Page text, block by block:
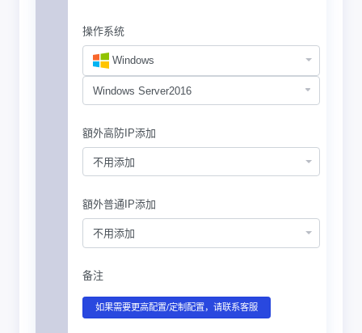
操作系统
Windows
額外高防IP添加
不用添加
額外普通IP添加
不用添加
备注
如果需要更高配置/定制配置，请联系客服